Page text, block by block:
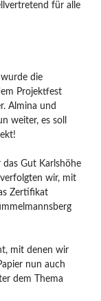
für alle
die
Projektfest
Almina und
weiter, es soll
Gut Karlshöhe
wir, mit
Zertifikat
mit denen wir
nun auch
dem Thema